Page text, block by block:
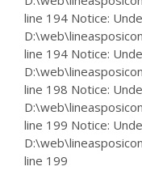
line 194 Notice:
line 194 Notice:
line 198 Notice:
line 199 Notice:
line 199